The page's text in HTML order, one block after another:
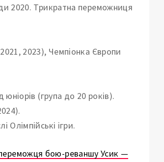
2020. Трикратна переможниця
2023), Чемпіонка Європи
(група до 20 років).
Олімпійські ігри.
бою-реваншу Усик —